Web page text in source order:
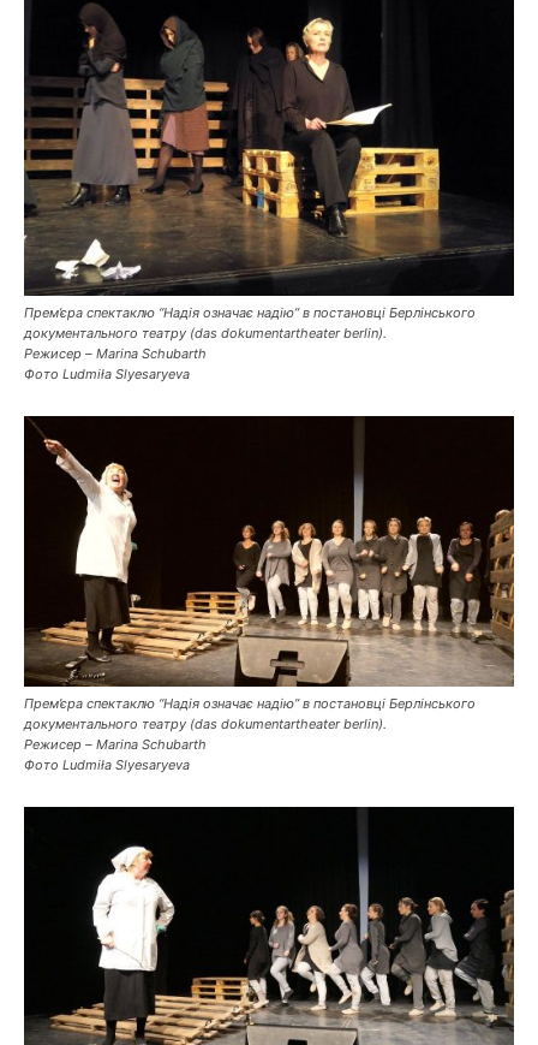
Прем’єра спектаклю “Надія означає надію” в постановці Берлінського
документального театру (das dokumentartheater berlin).
Режисер – Marina Schubarth
Фото Ludmiła Slyesaryeva
Прем’єра спектаклю “Надія означає надію” в постановці Берлінського
документального театру (das dokumentartheater berlin).
Режисер – Marina Schubarth
Фото Ludmiła Slyesaryeva